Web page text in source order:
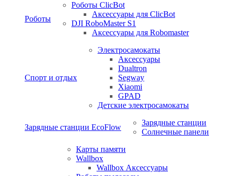
Роботы
Роботы ClicBot
Аксессуары для ClicBot
DJI RoboMaster S1
Аксессуары для Robomaster
Спорт и отдых
Электросамокаты
Аксессуары
Dualtron
Segway
Xiaomi
GPAD
Детские электросамокаты
Зарядные станции EcoFlow
Зарядные станции
Солнечные панели
Карты памяти
Wallbox
Wallbox Аксессуары